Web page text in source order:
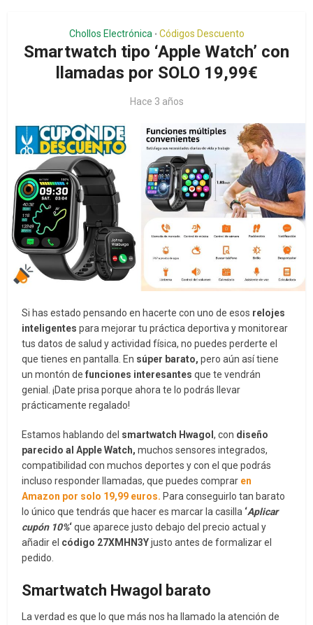
Chollos Electrónica • Códigos Descuento
Smartwatch tipo ‘Apple Watch’ con
llamadas por SOLO 19,99€
Hace 3 años
Si has estado pensando en hacerte con uno de esos relojes
inteligentespara mejorar tu práctica deportiva y monitorear
tus datos de salud y actividad física, no puedes perderte el
que tienes en pantalla. En súper barato,pero aún así tiene
un montón defunciones interesantes que te vendrán
genial. ¡Date prisa porque ahora te lo podrás llevar
prácticamente regalado!
Estamos hablando del smartwatch Hwagol, con diseño
parecido al Apple Watch, muchos sensores integrados,
compatibilidad con muchos deportes y con el que podrás
incluso responder llamadas, que puedes comprar en
Amazon por solo 19,99 euros. Para conseguirlo tan barato
lo único que tendrás que hacer es marcar la casilla ‘Aplicar
cupón 10%‘que aparece justo debajo del precio actual y
añadir el código 27XMHN3Yjusto antes de formalizar el
pedido.
Smartwatch Hwagol barato
La verdad es que lo que más nos ha llamado la atención de